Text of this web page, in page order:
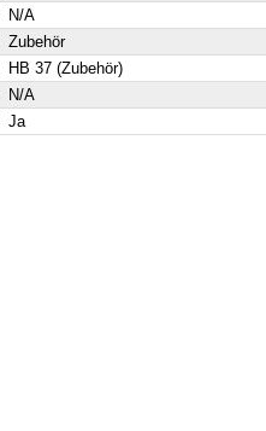
N/A
Zubehör
HB 37 (Zubehör)
N/A
Ja